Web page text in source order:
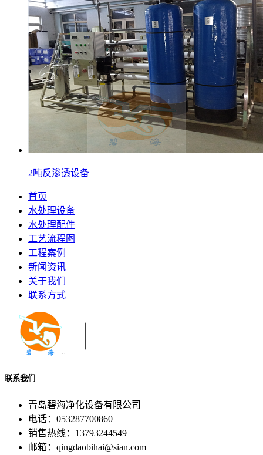
2吨反渗透设备
首页
水处理设备
水处理配件
工艺流程图
工程案例
新闻资讯
关于我们
联系方式
联系我们
青岛碧海净化设备有限公司
电话：053287700860
销售热线：13793244549
邮箱：qingdaobihai@sian.com